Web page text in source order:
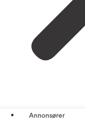
Annonsører